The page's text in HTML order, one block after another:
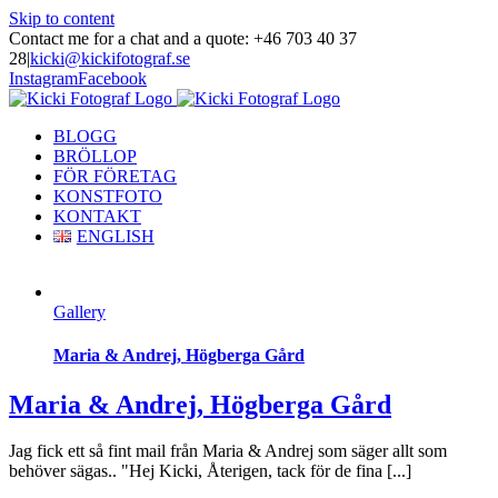
Skip to content
Contact me for a chat and a quote: +46 703 40 37
28|kicki@kickifotograf.se
InstagramFacebook
BLOGG
BRÖLLOP
FÖR FÖRETAG
KONSTFOTO
KONTAKT
ENGLISH
Gallery
Maria & Andrej, Högberga Gård
Maria & Andrej, Högberga Gård
Jag fick ett så fint mail från Maria & Andrej som säger allt som
behöver sägas.. "Hej Kicki, Återigen, tack för de fina [...]